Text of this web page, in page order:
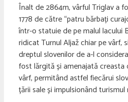
Înalt de 2864m, vârful Triglav a
1778 de către “patru bărbați
într-o statuie de pe malul lacului
ridicat Turnul Aljaž chiar pe vârf,
dreptul slovenilor de a-l
fost lărgită și amenajată creasta
vârf, permitând astfel fiecărui
țării sale și impulsionând